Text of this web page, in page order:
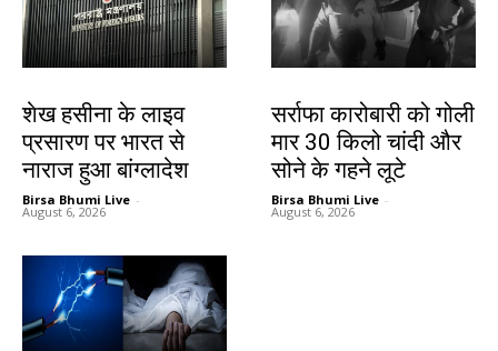
शेख हसीना के लाइव
प्रसारण पर भारत से
नाराज हुआ बांग्लादेश
Birsa Bhumi Live -
August 6, 2026
सर्राफा कारोबारी को गोली
मार 30 किलो चांदी और
सोने के गहने लूटे
Birsa Bhumi Live -
August 6, 2026